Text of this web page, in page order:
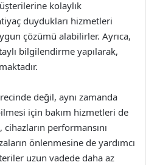
kolaylık
duydukları hizmetleri
çözümü alabilirler. Ayrıca,
bilgilendirme yapılarak,
değil, aynı zamanda
için bakım hizmetleri de
performansını
önlenmesine de yardımcı
uzun vadede daha az